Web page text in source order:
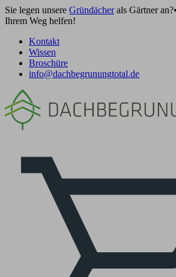
Sie legen unsere Gründächerals Gärtner an?•
Ihrem Weg helfen!
Kontakt
Wissen
Broschüre
info@dachbegrunungtotal.de